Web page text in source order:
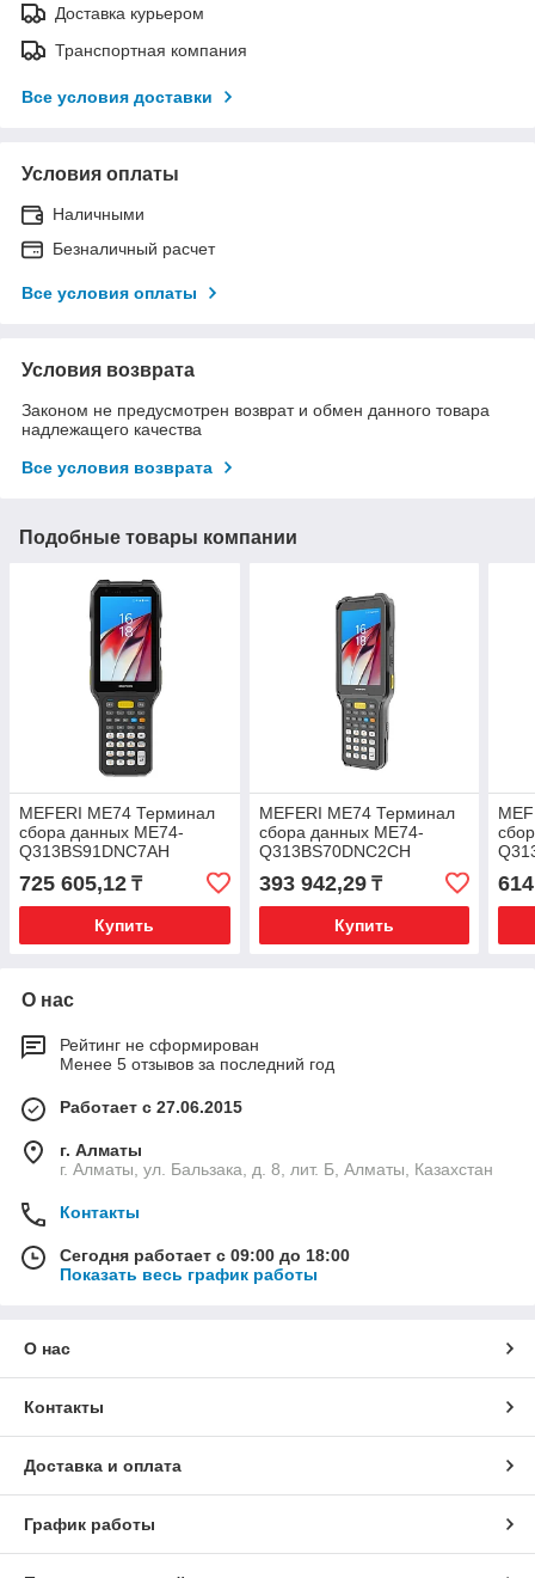
Доставка курьером
Транспортная компания
Все условия доставки
Условия оплаты
Наличными
Безналичный расчет
Все условия оплаты
Условия возврата
Законом не предусмотрен возврат и обмен данного товара
надлежащего качества
Все условия возврата
Подобные товары компании
MEFERI ME74 Терминал
сбора данных ME74-
Q313BS91DNC7AH
725 605,12 ₸
Купить
MEFERI ME74 Терминал
сбора данных ME74-
Q313BS70DNC2CH
393 942,29₸
Купить
О нас
Рейтинг не сформирован
Менее 5 отзывов за последний год
Работает с 27.06.2015
г. Алматы
г. Алматы, ул. Бальзака, д. 8, лит. Б, Алматы, Казахстан
Контакты
Сегодня работает с 09:00 до 18:00
Показать весь график работы
О нас
Контакты
Доставка и оплата
График работы